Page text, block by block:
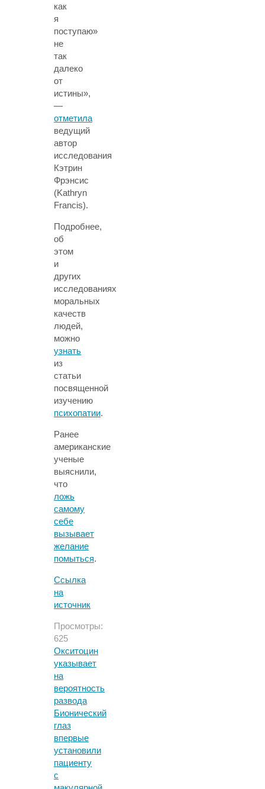
как
я
поступаю»
не
так
далеко
от
истины»,
—
отметила
ведущий
автор
исследования
Кэтрин
Фрэнсис
(Kathryn
Francis).
Подробнее,
об
этом
и
других
исследованиях
моральных
качеств
людей,
можно
узнать
из
статьи
посвященной
изучению
психопатии.
Ранее
американские
ученые
выяснили,
что
ложь
самому
себе
вызывает
желание
помыться.
Ссылка
на
источник
Просмотры:
625
Окситоцин
указывает
на
вероятность
развода
Бионический
глаз
впервые
установили
пациенту
с